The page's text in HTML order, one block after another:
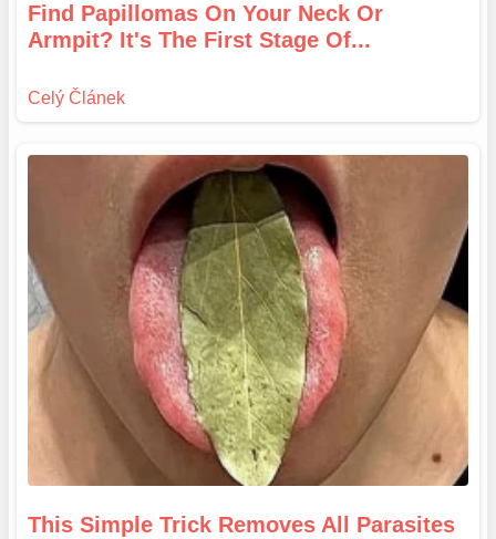
Find Papillomas On Your Neck Or
Armpit? It's The First Stage Of...
This Simple Trick Removes All Parasites